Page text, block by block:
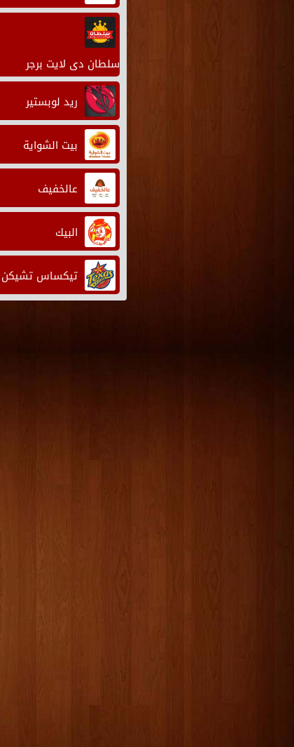
سلطان دى لايت برجر
ريد لوبستير
بيت الشواية
عالخفيف
البيك
تيكساس تشيكن